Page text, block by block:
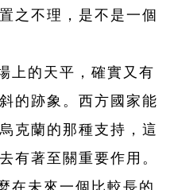
之不理，是不是一個
上的天平，確實又有
的跡象。西方國家能
克蘭的那種支持，這
有著至關重要作用。